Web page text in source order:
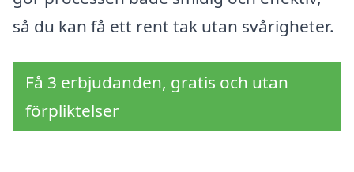
så du kan få ett rent tak utan svårigheter.
Få 3 erbjudanden, gratis och utan
förpliktelser